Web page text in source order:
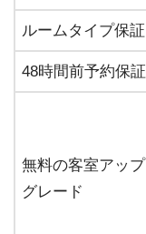
ルームタイプ保証
48時間前予約保証
無料の客室アップ
グレード